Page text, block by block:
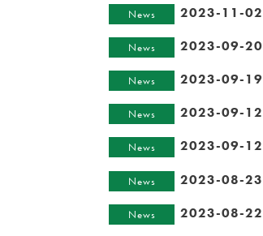
News 2023-11-02
News 2023-09-20
News 2023-09-19
News 2023-09-12
News 2023-09-12
News 2023-08-23
News 2023-08-22